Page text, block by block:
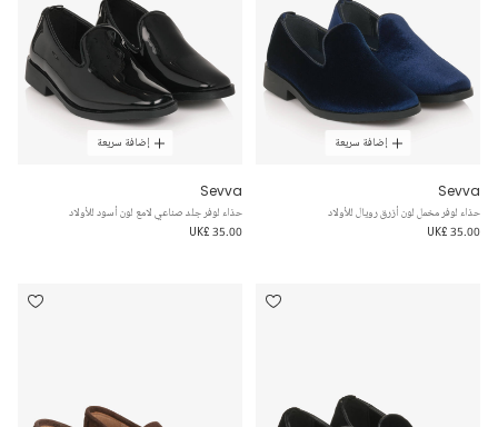
إضافة سريعة
Sevva
حذاء لوفر مخمل لون أزرق رويال للأولاد
UK£ 35.00
إضافة سريعة
Sevva
حذاء لوفر جلد صناعي لامع لون أسود للأولاد
UK£ 35.00